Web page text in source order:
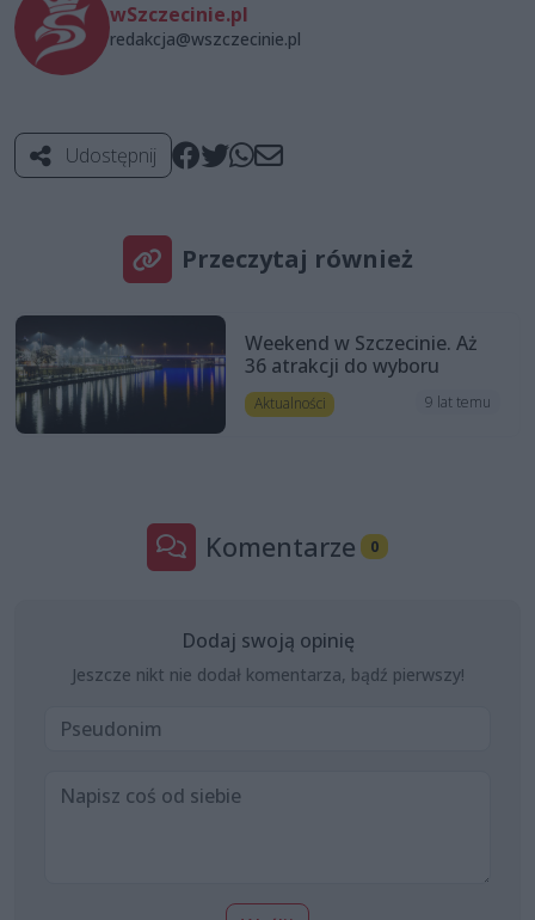
wSzczecinie.pl
redakcja@wszczecinie.pl
Udostępnij
Przeczytaj również
Weekend w Szczecinie. Aż
36 atrakcji do wyboru
Aktualności 9 lat temu
Komentarze 0
Dodaj swoją opinię
Jeszcze nikt nie dodał komentarza, bądź pierwszy!